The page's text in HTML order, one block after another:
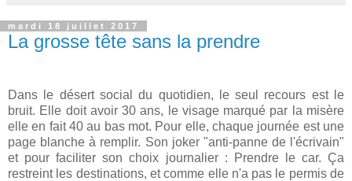
mardi 18 juillet 2017
La grosse tête sans la prendre
Dans le désert social du quotidien, le seul recours est le
bruit. Elle doit avoir 30 ans, le visage marqué par la misère
elle en fait 40 au bas mot. Pour elle, chaque journée est une
page blanche à remplir. Son joker "anti-panne de l'écrivain"
et pour faciliter son choix journalier : Prendre le car. Ça
restreint les destinations, et comme elle n'a pas le permis de